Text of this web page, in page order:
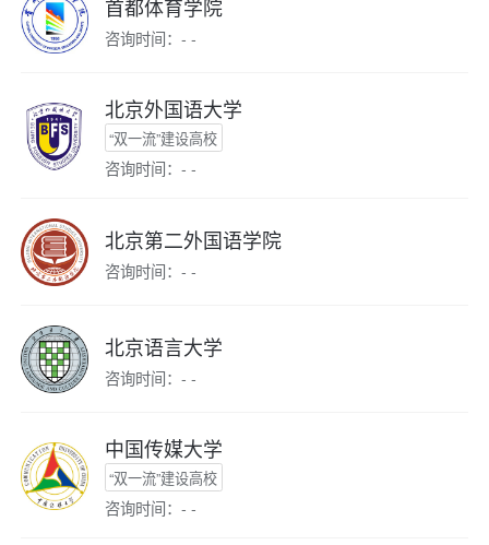
首都体育学院
咨询时间：- -
北京外国语大学
“双一流”建设高校
咨询时间：- -
北京第二外国语学院
咨询时间：- -
北京语言大学
咨询时间：- -
中国传媒大学
“双一流”建设高校
咨询时间：- -